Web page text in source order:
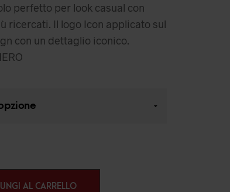
perfetto per look casual con
ricercati. Il logo Icon applicato sul
con un dettaglio iconico.
AL CARRELLO